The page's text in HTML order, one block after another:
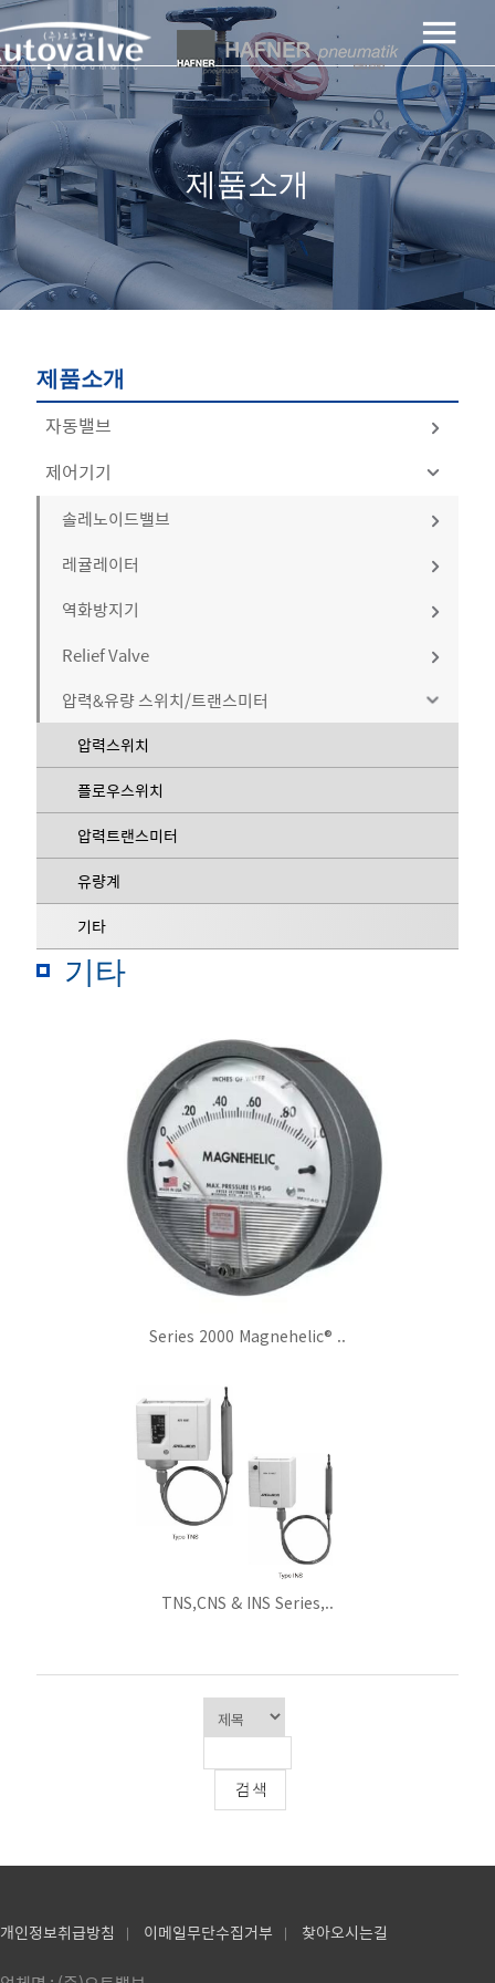
제품소개
제품소개
자동밸브
공기압자동밸브
볼밸브
버터플라이밸브
글로브밸브
게이트밸브
기타
전동자동밸브
볼밸브
버터플라이밸브
글로브밸브
게이트밸브
기타
구동기
공기압 구동기
전동 구동기
기타
밸브
볼밸브
버터플라이밸브
글로브밸브
게이트밸브
체크밸브
기타
자동밸브악세사리
솔레노이드밸브
리미트스위치
에어셋
포지셔너
기타
제어기기
솔레노이드밸브
물에어용
스팀용
고압용
내화학용
기타
레귤레이터
고압용 (100bar 이상)
중압용 (20bar 이하)
저압용 (0.5bar이하)
기타
역화방지기
배관형
말단형
기타
Relief Valve
Breather Valve
Vacuum Relief Valve
Pressure Relief Valve
Safety Relief Valve
기타 (벤트커버.외)
압력&유량 스위치/트랜스미터
압력스위치
플로우스위치
압력트랜스미터
유량계
기타
기타
Series 2000 Magnehelic® ..
TNS,CNS & INS Series,..
개인정보취급방침 | 이메일무단수집거부 | 찾아오시는길